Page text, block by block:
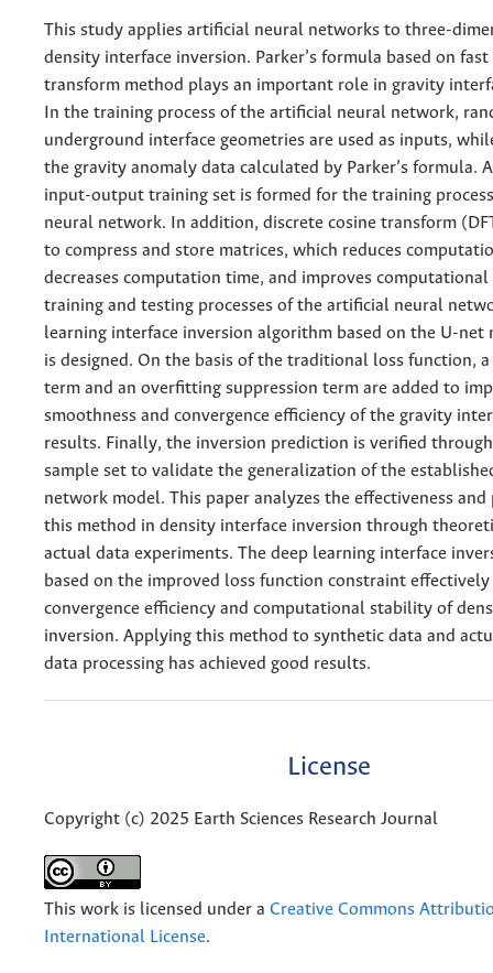
This study applies artificial neural networks to three-
density interface inversion. Parker’s formula based on
transform method plays an important role in gravity
In the training process of the artificial neural network,
underground interface geometries are used as inputs,
the gravity anomaly data calculated by Parker’s formula.
input-output training set is formed for the training
neural network. In addition, discrete cosine transform
to compress and store matrices, which reduces
decreases computation time, and improves
training and testing processes of the artificial neural
learning interface inversion algorithm based on the U-net
is designed. On the basis of the traditional loss function,
term and an overfitting suppression term are added to
smoothness and convergence efficiency of the gravity
results. Finally, the inversion prediction is verified
sample set to validate the generalization of the
network model. This paper analyzes the effectiveness
this method in density interface inversion through
actual data experiments. The deep learning interface
based on the improved loss function constraint
convergence efficiency and computational stability of
inversion. Applying this method to synthetic data and
data processing has achieved good results.
License
Copyright (c) 2025 Earth Sciences Research Journal
This work is licensed under a Creative Commons
International License.